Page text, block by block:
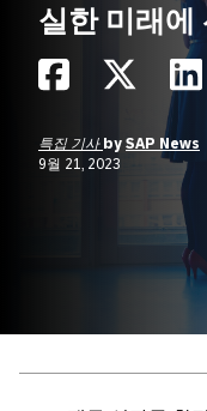
실한 미래에
특집 기사 by SAP News
9월 21, 2023